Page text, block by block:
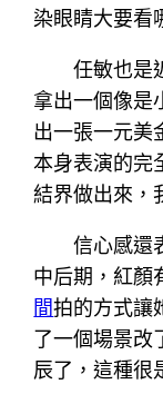
染眼睛大要看
任敏也是
拿出一個像是
出一張一元美
本身表演的完
結界做出來，
信心感還
中后期，紅顏
間拍的方式讓
了一個場景改
辰了，這種很